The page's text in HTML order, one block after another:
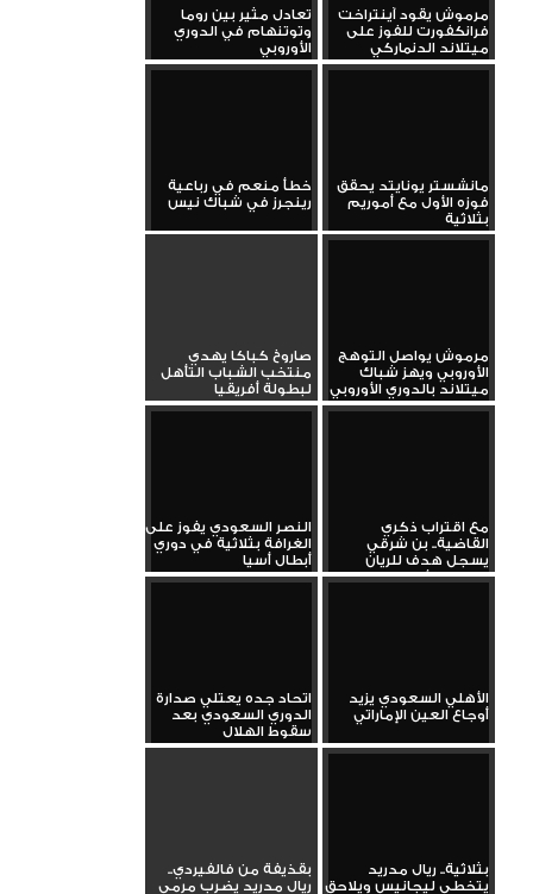
مرموش يقود آينتراخت
فرانكفورت للفوز على
ميتلاند الدنماركي
تعادل مثير بين روما
وتوتنهام في الدوري
الأوروبي
مانشستر يونايتد يحقق
فوزه الأول مع أموريم
بثلاثية
خطأ منعم في رباعية
رينجرز في شباك نيس
مرموش يواصل التوهج
الأوروبي ويهز شباك
ميتلاند بالدوري الأوروبي
صاروخ كباكا يهدي
منتخب الشباب التأهل
لبطولة أفريقيا
مع اقتراب ذكري
القاضية.. بن شرقي
يسجل هدف للريان
بدوري الأبطال في...
النصر السعودي يفوز على
الغرافة بثلاثية في دوري
أبطال أسيا
الأهلي السعودي يزيد
أوجاع العين الإماراتي
اتحاد جده يعتلي صدارة
الدوري السعودي بعد
سقوط الهلال
بثلاثية.. ريال مدريد
يتخطى ليجانيس ويلاحق
بقذيفة من فالفيردي..
ريال مدريد يضرب مرمى